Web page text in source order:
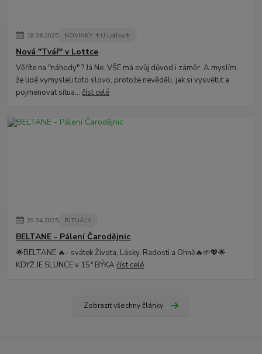
18.06.2025 NOVINKY ⚜️U Lottky⚜️
Nová "Tvář" v Lottce
Věříte na "náhody" ? Já Ne. VŠE má svůj důvod i záměr. A myslím,
že lidé vymysleli toto slovo, protože nevěděli, jak si vysvětlit a
pojmenovat situa...číst celé
29.04.2025 RITUÁLY
BELTANE - Pálení Čarodějnic
🌟BELTANE 🔥- svátek Života, Lásky, Radosti a Ohně🔥🌱💖🌟
KDYŽ JE SLUNCE v 15° BÝKAčíst celé
Zobrazit všechny články